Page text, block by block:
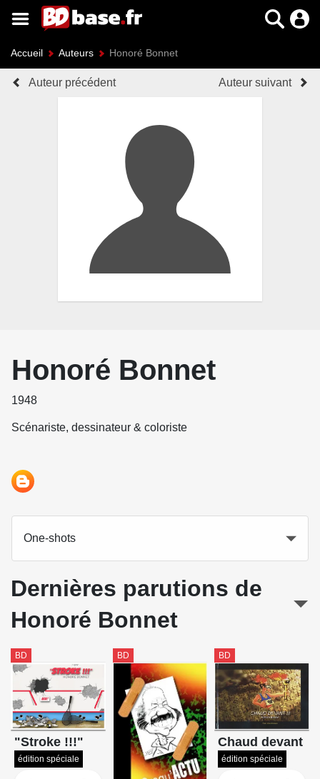
Accueil Auteurs Honoré Bonnet
Auteur précédent Auteur suivant
Honoré Bonnet
1948
Scénariste, dessinateur & coloriste
One-shots
Dernières parutions de
Honoré Bonnet
BD
"Stroke !!!"
édition spéciale
BD BD
Chaud devant
édition spéciale